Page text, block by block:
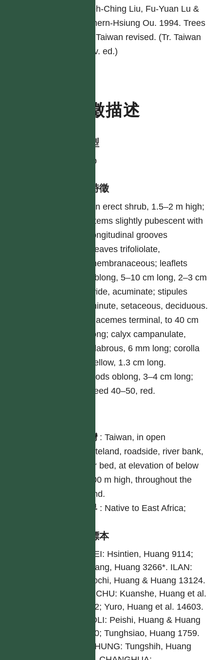
Yeh-Ching Liu, Fu-Yuan Lu &
Chern-Hsiung Ou. 1994. Trees
of Taiwan revised. (Tr. Taiwan
rev. ed.)
特徵描述
生活型
shrub
形態特徵
An erect shrub, 1.5–2 m high;
stems slightly pubescent with
longitudinal grooves
Leaves trifoliolate,
membranaceous; leaflets
oblong, 5–10 cm long, 2–3 cm
wide, acuminate; stipules
minute, setaceous, deciduous.
Racemes terminal, to 40 cm
long; calyx campanulate,
glabrous, 6 mm long; corolla
yellow, 1.3 cm long.
Pods oblong, 3–4 cm long;
seed 40–50, red.
台灣:Taiwan, in open
wasteland, roadside, river bank,
river bed, at elevation of below
1,000 m high, throughout the
island.
世界 : Native to East Africa;
引證標本
TAIPEI: Hsintien, Huang 9114;
Wanfang, Huang 3266*. ILAN:
Chiaochi, Huang & Huang 13124.
HSINCHU: Kuanshe, Huang et al.
14592; Yuro, Huang et al. 14603.
MIAOLI: Peishi, Huang & Huang
13090; Tunghsiao, Huang 1759.
TAICHUNG: Tungshih, Huang